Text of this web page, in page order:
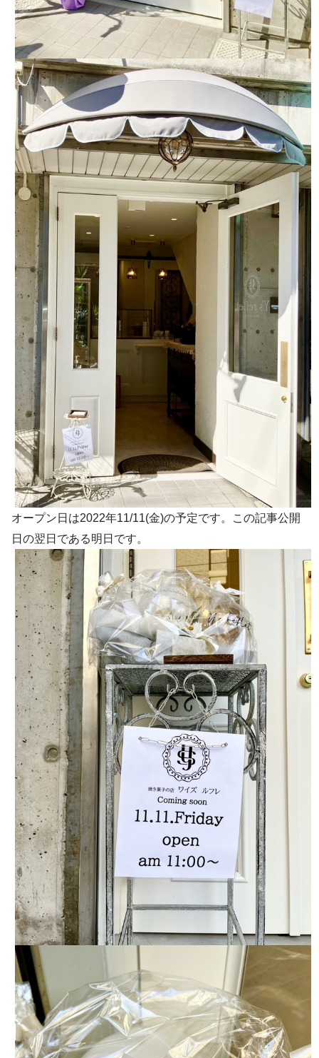
オープン日は2022年11/11(金)の予定です。この記事公開
日の翌日である明日です。